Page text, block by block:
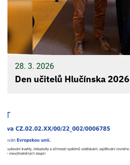
28. 3. 2026
Den učitelů Hlučínska 2026